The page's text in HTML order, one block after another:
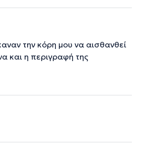
την κόρη μου να αισθανθεί
και η περιγραφή της